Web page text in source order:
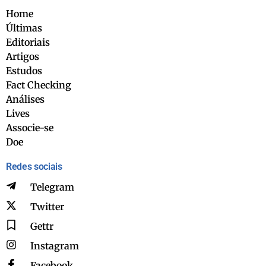
Home
Últimas
Editoriais
Artigos
Estudos
Fact Checking
Análises
Lives
Associe-se
Doe
Redes sociais
Telegram
Twitter
Gettr
Instagram